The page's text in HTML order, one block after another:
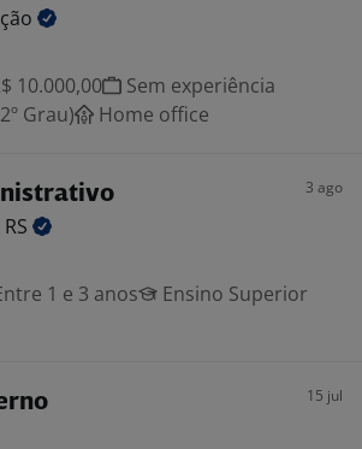
10.000,00
Sem experiência
Grau)
Home office
3 ago
RS
1 e 3 anos
Ensino Superior
15 jul